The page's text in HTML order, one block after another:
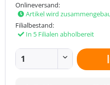
Onlineversand:
Artikel wird
Filialbestand:
In 5 Filialen abholbereit